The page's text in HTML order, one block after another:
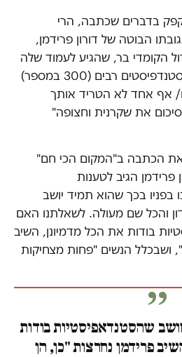
בדברים שכתבה, הרי
הבוטה של דורון פרידמן,
הקומדי בר, שהגיע לעמוד שלה
וכתב לה: "את משמיצה סטנדפיסטים רבים (300 במספר)
אף אחד לא הטריד אותך
את שקרנית וחצופה"
את הכתבה ב"המקום הכי חם"
הגיב לטענות
בכך שהוא תמיד יושב
והכל שם מעולה. לשאלתנו האם
בודות את הכל מדמיונן, השיב
ושבכלל הנשים "פחות מצחיקות
שהסטנדאפיסטיות בודות
פרידמן נחרצות "כן, הן